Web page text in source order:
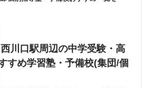
西川口駅周辺の中学受験・高
すめ学習塾・予備校(集団/個